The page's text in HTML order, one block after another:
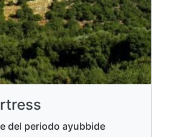
del periodo ayubbide